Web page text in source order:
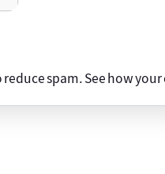
reduce spam.See how